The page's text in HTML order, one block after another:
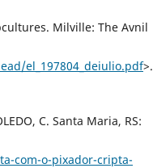
Milville: The Avnil
el_197804_deiulio.pdf>.
C. Santa Maria, RS:
com-o-pixador-cripta-